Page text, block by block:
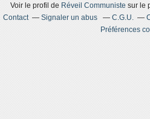
Voir le profil de Réveil Communiste sur le
Contact
Signaler un abus C.G.U.
Préférences